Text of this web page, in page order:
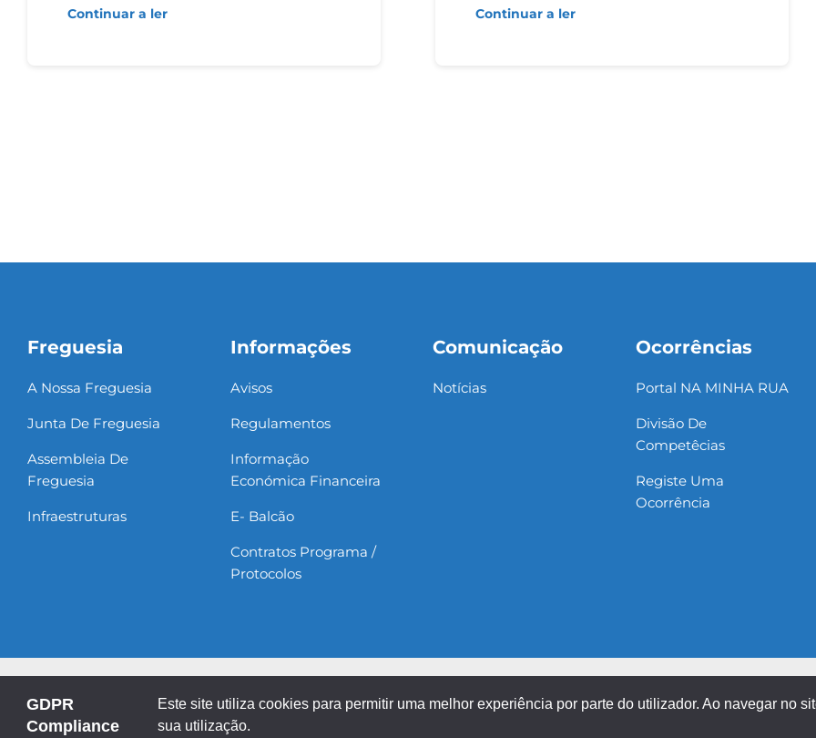
GDPR
Compliance
Este site utiliza cookies para permitir uma melhor experiência por parte do utilizador. Ao navegar no
sua utilização.
Continuar a ler Continuar a ler
Freguesia
A Nossa Freguesia
Junta De Freguesia
Assembleia De
Freguesia
Infraestruturas
Informações
Avisos
Regulamentos
Informação
Económica Financeira
E- Balcão
Contratos Programa /
Protocolos
Comunicação
Notícias
Ocorrências
Portal NA MINHA RUA
Divisão De
Competêcias
Registe Uma
Ocorrência
Copyright ©2013 - 2026 | Todos os direitos reservados.